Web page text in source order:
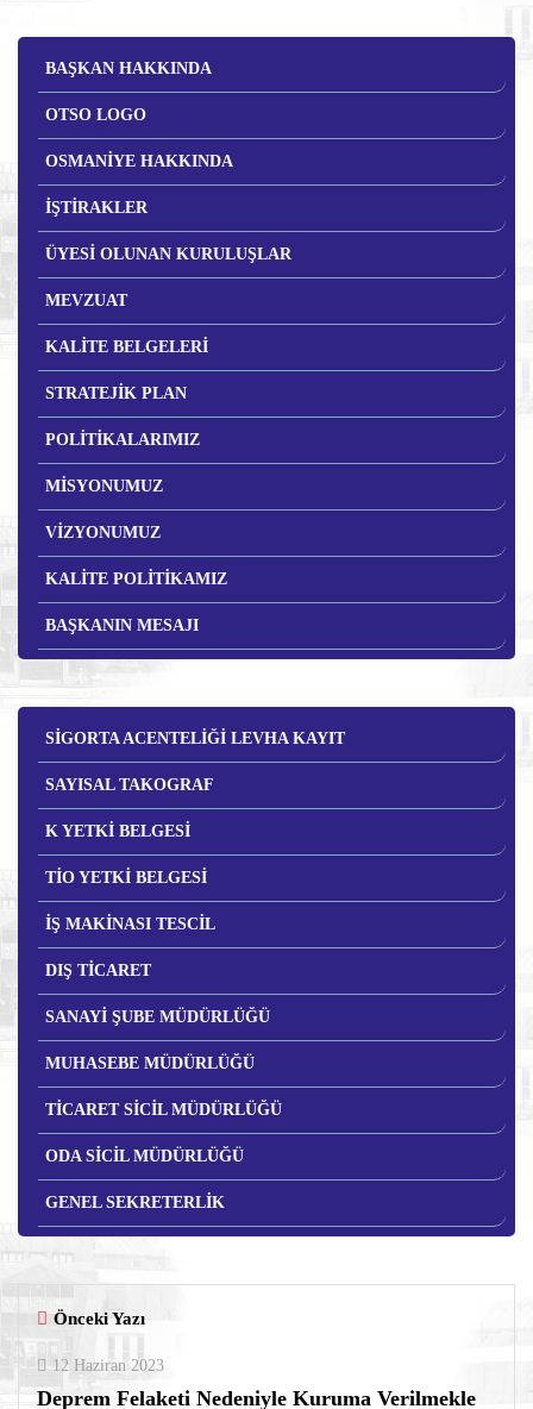
BAŞKAN HAKKINDA
OTSO LOGO
OSMANİYE HAKKINDA
İŞTİRAKLER
ÜYESİ OLUNAN KURULUŞLAR
MEVZUAT
KALİTE BELGELERİ
STRATEJİK PLAN
POLİTİKALARIMIZ
MİSYONUMUZ
VİZYONUMUZ
KALİTE POLİTİKAMIZ
BAŞKANIN MESAJI
SİGORTA ACENTELİĞİ LEVHA KAYIT
SAYISAL TAKOGRAF
K YETKİ BELGESİ
TİO YETKİ BELGESİ
İŞ MAKİNASI TESCİL
DIŞ TİCARET
SANAYİ ŞUBE MÜDÜRLÜĞÜ
MUHASEBE MÜDÜRLÜĞÜ
TİCARET SİCİL MÜDÜRLÜĞÜ
ODA SİCİL MÜDÜRLÜĞÜ
GENEL SEKRETERLİK
Önceki Yazı
12 Haziran 2023
Deprem Felaketi Nedeniyle Kuruma Verilmekle